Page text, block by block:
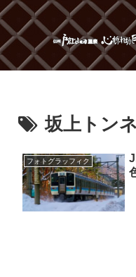
坂上トン
フォトグラッフィク